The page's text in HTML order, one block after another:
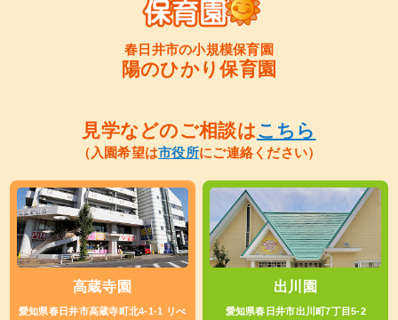
春日井市の小規模保育園
陽のひかり保育園
見学などのご相談はこちら
（入園希望は市役所にご連絡ください）
高蔵寺園
愛知県春日井市高蔵寺町北4-1-1 リべ
出川園
愛知県春日井市出川町7丁目5-2